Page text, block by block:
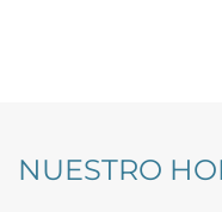
NUESTRO